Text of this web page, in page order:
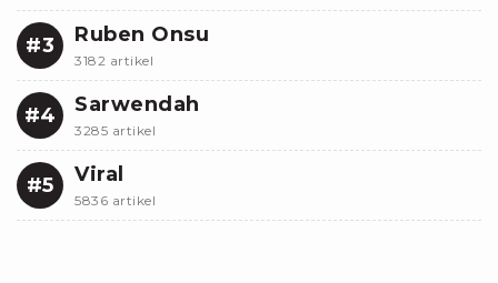
#3 Ruben Onsu
3182 artikel
#4 Sarwendah
3285 artikel
#5 Viral
5836 artikel